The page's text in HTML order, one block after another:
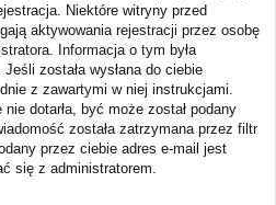
Niektóre witryny przed
aktywowania rejestracji przez osobę
Informacja o tym była
została wysłana do ciebie
z zawartymi w niej instrukcjami.
dotarła, być może został podany
została zatrzymana przez filtr
przez ciebie adres e-mail jest
się z administratorem.